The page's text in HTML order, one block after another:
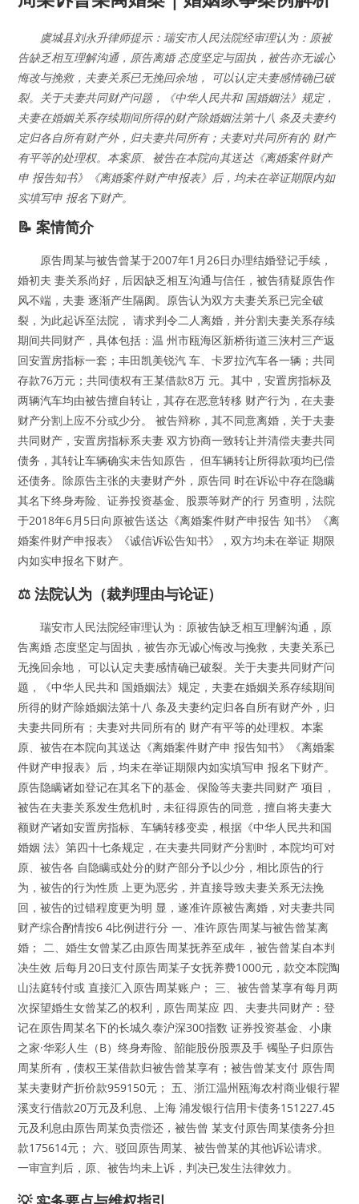
虞城县刘永升律师提示：瑞安市人民法院经审理认为：原被
告缺乏相互理解沟通，原告离婚 态度坚定与固执，被告亦无诚心
悔改与挽救，夫妻关系已无挽回余地， 可以认定夫妻感情确已破
裂。关于夫妻共同财产问题，《中华人民共和 国婚姻法》规定，
夫妻在婚姻关系存续期间所得的财产除婚姻法第十八 条及夫妻约
定归各自所有财产外，归夫妻共同所有；夫妻对共同所有的 财产
有平等的处理权。本案原、被告在本院向其送达《离婚案件财产
申 报告知书》《离婚案件财产申报表》后，均未在举证期限内如
实填写申 报名下财产。
📝 案情简介
原告周某与被告曾某于2007年1月26日办理结婚登记手续，
婚初夫 妻关系尚好，后因缺乏相互沟通与信任，被告猜疑原告作
风不端，夫妻 逐渐产生隔阂。原告认为双方夫妻关系已完全破
裂，为此起诉至法院， 请求判令二人离婚，并分割夫妻关系存续
期间共同财产，具体包括：温 州市瓯海区新桥街道三浃村三产返
回安置房指标一套；丰田凯美锐汽 车、卡罗拉汽车各一辆；共同
存款76万元；共同债权有王某借款8万 元。其中，安置房指标及
两辆汽车均由被告擅自转让，其存在恶意转移 财产行为，在夫妻
财产分割上应不分或少分。 被告辩称，其不同意离婚，关于夫妻
共同财产，安置房指标系夫妻 双方协商一致转让并清偿夫妻共同
债务，其转让车辆确实未告知原告， 但车辆转让所得款项均已偿
还债务。除原告主张的夫妻财产外，原告同 时在诉讼中存在隐瞒
其名下终身寿险、证券投资基金、股票等财产的行 另查明，法院
于2018年6月5日向原被告送达《离婚案件财产申报告 知书》《离
婚案件财产申报表》《诚信诉讼告知书》，双方均未在举证 期限
内如实申报名下财产。
⚖️ 法院认为（裁判理由与论证）
瑞安市人民法院经审理认为：原被告缺乏相互理解沟通，原
告离婚 态度坚定与固执，被告亦无诚心悔改与挽救，夫妻关系已
无挽回余地， 可以认定夫妻感情确已破裂。关于夫妻共同财产问
题，《中华人民共和 国婚姻法》规定，夫妻在婚姻关系存续期间
所得的财产除婚姻法第十八 条及夫妻约定归各自所有财产外，归
夫妻共同所有；夫妻对共同所有的 财产有平等的处理权。本案
原、被告在本院向其送达《离婚案件财产申 报告知书》《离婚案
件财产申报表》后，均未在举证期限内如实填写申 报名下财产。
原告隐瞒诸如登记在其名下的基金、保险等夫妻共同财产 项目，
被告在夫妻关系发生危机时，未征得原告的同意，擅自将夫妻大
额财产诸如安置房指标、车辆转移变卖，根据《中华人民共和国
婚姻 法》第四十七条规定，在夫妻共同财产分割时，本院均可对
原、被告各 自隐瞒或处分的财产部分予以少分，相比原告的行
为，被告的行为性质 上更为恶劣，并直接导致夫妻关系无法挽
回，被告的过错程度更为明 显，遂准许原被告离婚，对夫妻共同
财产综合酌情按6 4比例进行分 一、准许原告周某与被告曾某离
婚； 二、婚生女曾某乙由原告周某抚养至成年，被告曾某自本判
决生效 后每月20日支付原告周某子女抚养费1000元，款交本院陶
山法庭转付或 直接汇入原告周某账户； 三、被告曾某享有每月两
次探望婚生女曾某乙的权利，原告周某应 四、夫妻共同财产：登
记在原告周某名下的长城久泰沪深300指数 证券投资基金、小康
之家·华彩人生（B）终身寿险、韶能股份股票及手 镯坠子归原告
周某所有，债权王某借款归被告曾某享有；被告曾某支付 原告周
某夫妻财产折价款959150元； 五、浙江温州瓯海农村商业银行瞿
溪支行借款20万元及利息、上海 浦发银行信用卡债务151227.45
元及利息由原告周某负责偿还，被告曾 某支付原告周某债务分担
款175614元； 六、驳回原告周某、被告曾某的其他诉讼请求。
一审宣判后，原、被告均未上诉，判决已发生法律效力。